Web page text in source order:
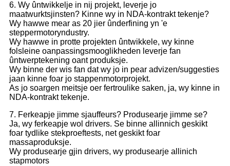
6. Wy ûntwikkelje in nij projekt, leverje jo
maatwurktsjinsten? Kinne wy ​​in NDA-kontrakt tekenje?
Wy hawwe mear as 20 jier ûnderfining yn 'e
steppermotoryndustry.
Wy hawwe in protte projekten ûntwikkele, wy kinne
folsleine oanpassingsmooglikheden leverje fan
ûntwerptekening oant produksje.
Wy binne der wis fan dat wy jo in pear advizen/suggesties
jaan kinne foar jo stappenmotorprojekt.
As jo ​​soargen meitsje oer fertroulike saken, ja, wy kinne in
NDA-kontrakt tekenje.
7. Ferkeapje jimme sjauffeurs? Produsearje jimme se?
Ja, wy ferkeapje wol drivers. Se binne allinnich geskikt
foar tydlike stekproeftests, net geskikt foar
massaproduksje.
Wy produsearje gjin drivers, wy produsearje allinich
stapmotors